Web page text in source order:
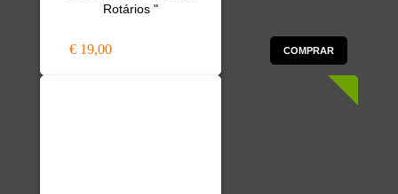
Rotários "
€ 19,00 COMPRAR